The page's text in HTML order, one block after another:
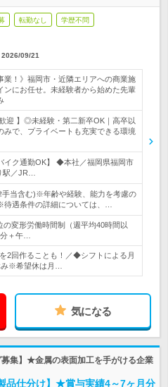
転勤なし 学歴不問
2026/09/21
業！》福岡市・近隣エリアへの商業施
ンにお任せ。未経験者から始めた先輩
迎 】◎未経験・第二新卒OK｜高卒以
みで、プライベートも充実できる環境
イク通勤OK】 ◆本社／福岡県福岡市
／JR…
手当含む)※年齢や経験、能力を考慮の
待遇条件の詳細については、…
変形労働時間制（週平均40時間以
＋午…
2回作ることも！／◆シフトによる月
※希望休は月…
気になる
集】★金属の表面加工を手がける企業
品仕分け】★賞与実績4～7ヶ月分